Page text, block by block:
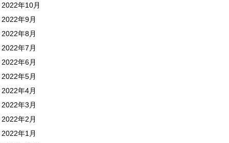
2022年10月
2022年9月
2022年8月
2022年7月
2022年6月
2022年5月
2022年4月
2022年3月
2022年2月
2022年1月